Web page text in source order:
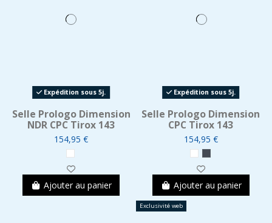
Expédition sous 5j.
Selle Prologo Dimension
NDR CPC Tirox 143
154,95 €
Ajouter au panier
Expédition sous 5j.
Selle Prologo Dimension
CPC Tirox 143
154,95 €
Ajouter au panier
Exclusivité web